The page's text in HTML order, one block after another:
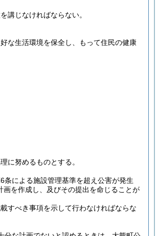
講じなければならない。
な生活環境を保全し、もって住民の健康
に努めるものとする。
による施設管理基準を超え公害が発生
を作成し、及びその提出を命じることが
すべき事項を示して行わなければならな